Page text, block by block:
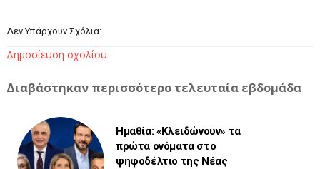
Δεν Υπάρχουν Σχόλια:
Δημοσίευση σχολίου
Διαβάστηκαν περισσότερο τελευταία εβδομάδα
Ημαθία: «Κλειδώνουν» τα
πρώτα ονόματα στο
ψηφοδέλτιο της Νέας